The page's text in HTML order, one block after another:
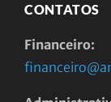
CONTATOS
Financeiro: